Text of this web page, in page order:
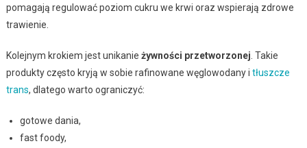
pomagają regulować poziom cukru we krwi oraz wspierają zdrowe
trawienie.
Kolejnym krokiem jest unikanie żywności przetworzonej . Takie
produkty często kryją w sobie rafinowane węglowodany i tłuszcze
trans, dlatego warto ograniczyć:
gotowe dania,
fast foody,